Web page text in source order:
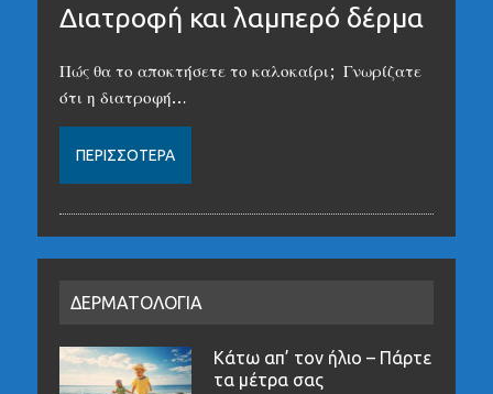
Διατροφή και λαμπερό δέρμα
Πώς θα το αποκτήσετε το καλοκαίρι; Γνωρίζατε
ότι η διατροφή…
ΠΕΡΙΣΣΌΤΕΡΑ
ΔΕΡΜΑΤΟΛΟΓΙΑ
Κάτω απ’ τον ήλιο – Πάρτε
τα μέτρα σας